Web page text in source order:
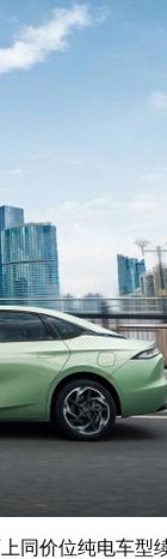
价位纯电车